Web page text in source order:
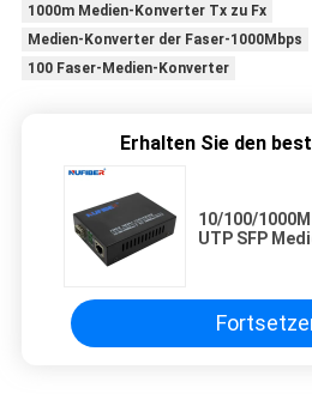
1000m Medien-Konverter Tx zu Fx
Medien-Konverter der Faser-1000Mbps
100 Faser-Medien-Konverter
Erhalten Sie den
10/100/
UTP SFP